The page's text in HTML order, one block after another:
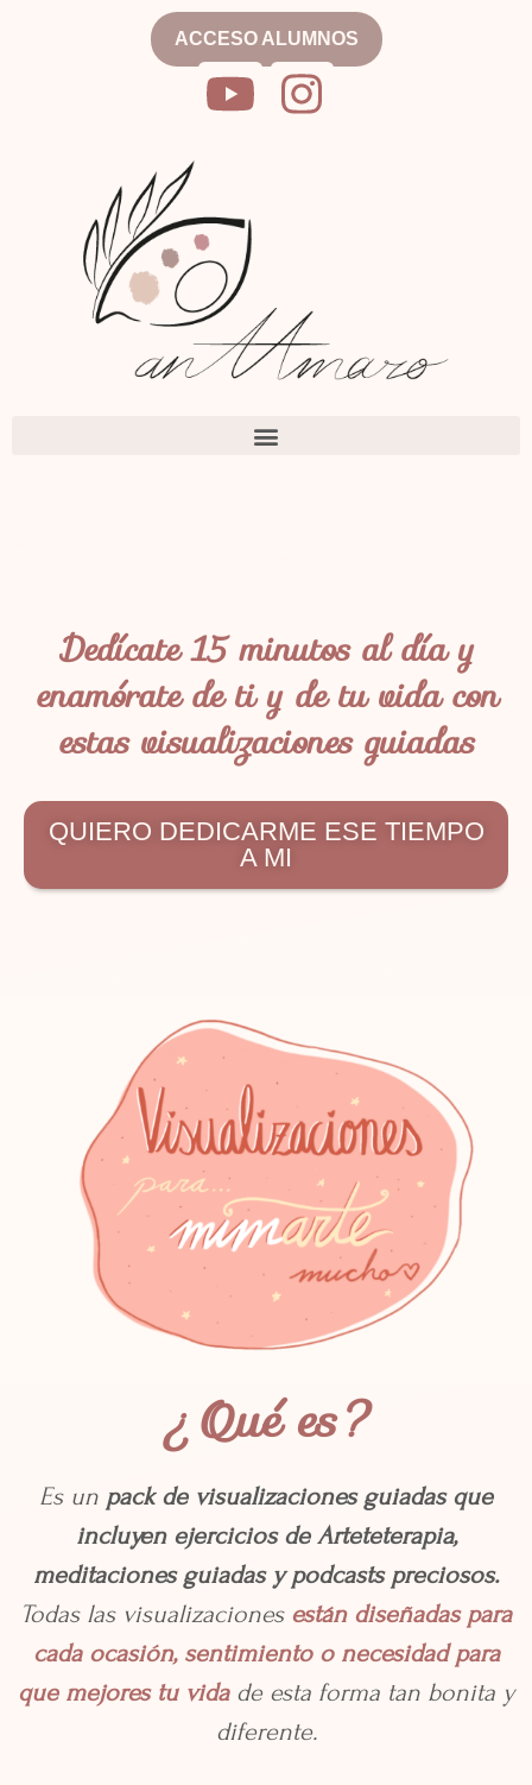
ACCESO ALUMNOS
Dedícate 15 minutos al día y
enamórate de ti y de tu vida con
estas visualizaciones guiadas
QUIERO DEDICARME ESE TIEMPO
A MI
¿Qué es?
Es un pack de visualizaciones guiadas que
incluyen ejercicios de Arteteterapia,
meditaciones guiadas y podcasts preciosos.
Todas las visualizaciones están diseñadas para
cada ocasión, sentimiento o necesidad para
que mejores tu vida de esta forma tan bonita y
diferente.